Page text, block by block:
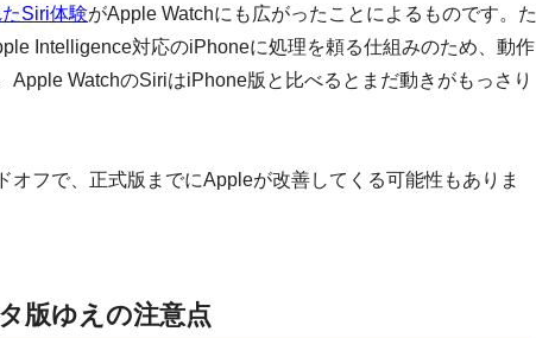
Siri体験がApple Watchにも広がったことによるものです。た
Intelligence対応のiPhoneに処理を頼る仕組みのため、動作
Apple WatchのSiriはiPhone版と比べるとまだ動きがもっさり
フで、正式版までにAppleが改善してくる可能性もありま
版ゆえの注意点